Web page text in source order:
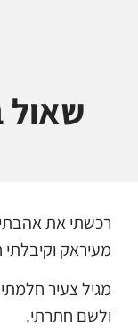
שאול
רכשתי את
מעיראק וקיבלתי
מגיל צעיר
ולשם חתרתי.